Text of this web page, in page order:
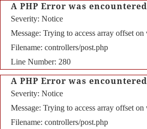
A PHP Error was encountered
Severity: Notice
Message: Trying to access array offset
Filename: controllers/post.php
Line Number: 280
A PHP Error was encountered
Severity: Notice
Message: Trying to access array offset
Filename: controllers/post.php